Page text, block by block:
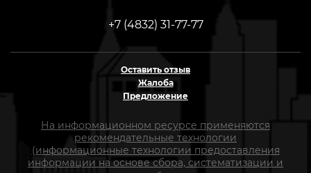
+7 (4832) 31-77-77
Оставить отзыв
Жалоба
Предложение
На информационном ресурсе применяются
рекомендательные технологии
(информационные технологии предоставления
информации на основе сбора, систематизации и